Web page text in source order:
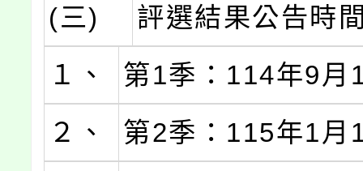
(三)
評選結果公告時
１、
第1季：114年9月
２、
第2季：115年1月